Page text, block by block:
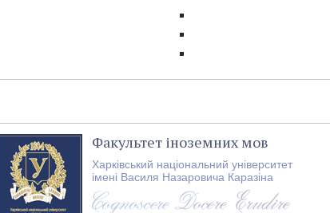
Факультет іноземних мов
Харківський національний університет
імені Василя Назаровича Каразіна